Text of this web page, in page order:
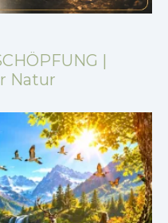
|
Natur